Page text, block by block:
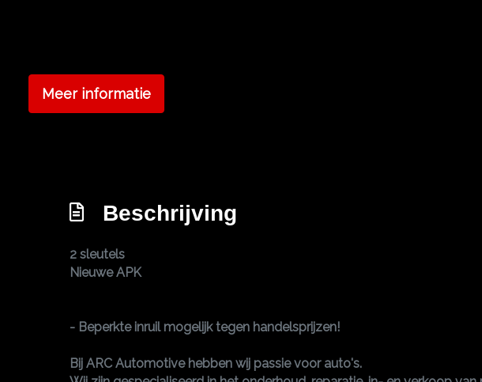
Meer informatie
Beschrijving
2 sleutels
Nieuwe APK
- Beperkte inruil mogelijk tegen handelsprijzen!
Bij ARC Automotive hebben wij passie voor auto's.